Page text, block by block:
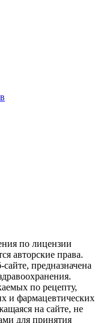
по лицензии
авторские права.
предназначена
по рецепту,
и фармацевтических
на сайте, не
для принятия